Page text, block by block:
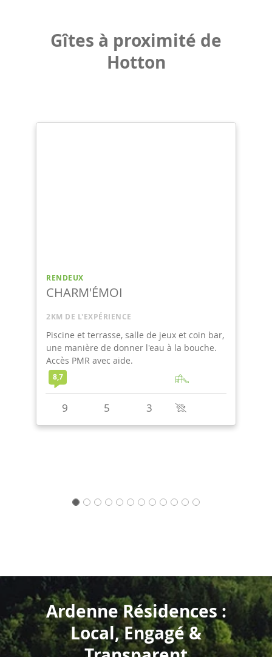
Gîtes à proximité de
Hotton
HOTTON
OXYGÈNE
2KM DE L'EXPÉRIENCE
Un chalet bien équipé doté d'une jolie vue,
idéal pour oublier son stress.
9,3
4
Ardenne Résidences :
Local, Engagé &